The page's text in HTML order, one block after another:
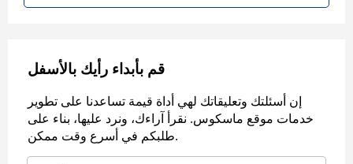
قم بأبداء رأيك بالأسفل
إن أسئلتك وتعليقاتك لهي أداة قيمة تساعدنا على تطوير
خدمات موقع ماسكوس. نقرأ آراءك، ونرد عليها، بناء على
طلبكم في أسرع وقت ممكن.